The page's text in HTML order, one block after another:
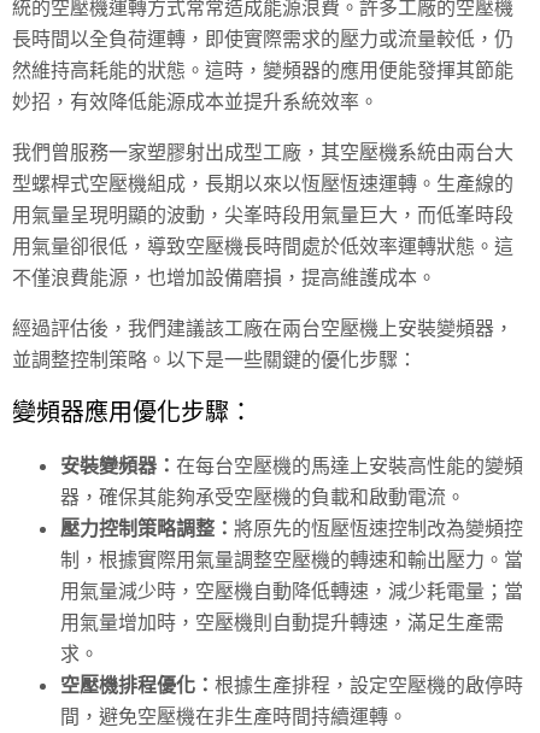
統的空壓機運轉方式常常造成能源浪費。許多工廠的空壓機
長時間以全負荷運轉，即使實際需求的壓力或流量較低，仍
然維持高耗能的狀態。這時，變頻器的應用便能發揮其節能
妙招，有效降低能源成本並提升系統效率。
我們曾服務一家塑膠射出成型工廠，其空壓機系統由兩台大
型螺桿式空壓機組成，長期以來以恆壓恆速運轉。生產線的
用氣量呈現明顯的波動，尖峯時段用氣量巨大，而低峯時段
用氣量卻很低，導致空壓機長時間處於低效率運轉狀態。這
不僅浪費能源，也增加設備磨損，提高維護成本。
經過評估後，我們建議該工廠在兩台空壓機上安裝變頻器，
並調整控制策略。以下是一些關鍵的優化步驟：
變頻器應用優化步驟：
安裝變頻器： 在每台空壓機的馬達上安裝高性能的變頻
器，確保其能夠承受空壓機的負載和啟動電流。
壓力控制策略調整： 將原先的恆壓恆速控制改為變頻控
制，根據實際用氣量調整空壓機的轉速和輸出壓力。當
用氣量減少時，空壓機自動降低轉速，減少耗電量；當
用氣量增加時，空壓機則自動提升轉速，滿足生產需
求。
空壓機排程優化： 根據生產排程，設定空壓機的啟停時
間，避免空壓機在非生產時間持續運轉。